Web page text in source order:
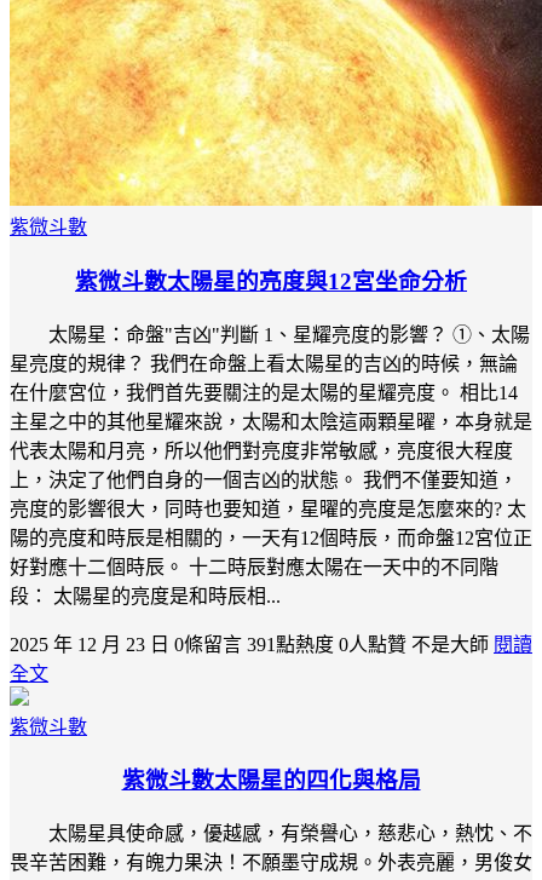
紫微斗數
紫微斗數太陽星的亮度與12宮坐命分析
太陽星：命盤"吉凶"判斷 1、星耀亮度的影響？ ①、太陽
星亮度的規律？ 我們在命盤上看太陽星的吉凶的時候，無論
在什麼宮位，我們首先要關注的是太陽的星耀亮度。 相比14
主星之中的其他星耀來說，太陽和太陰這兩顆星曜，本身就是
代表太陽和月亮，所以他們對亮度非常敏感，亮度很大程度
上，決定了他們自身的一個吉凶的狀態。 我們不僅要知道，
亮度的影響很大，同時也要知道，星曜的亮度是怎麼來的? 太
陽的亮度和時辰是相關的，一天有12個時辰，而命盤12宮位正
好對應十二個時辰。 十二時辰對應太陽在一天中的不同階
段： 太陽星的亮度是和時辰相...
2025 年 12 月 23 日 0條留言 391點熱度 0人點贊 不是大師 閱讀
全文
紫微斗數
紫微斗數太陽星的四化與格局
太陽星具使命感，優越感，有榮譽心，慈悲心，熱忱、不
畏辛苦困難，有魄力果決！不願墨守成規。外表亮麗，男俊女